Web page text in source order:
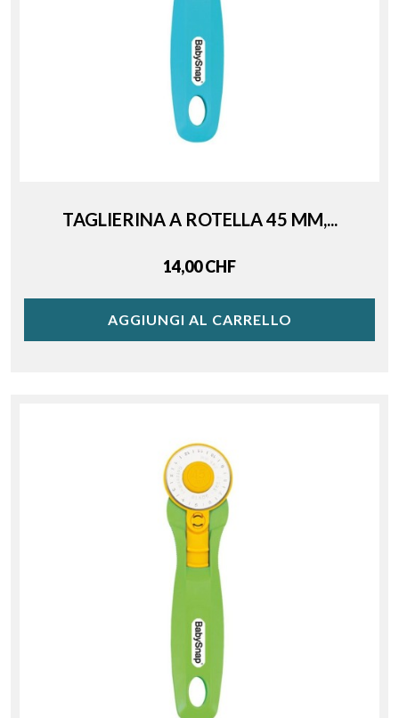
TAGLIERINA A ROTELLA 45 MM,...
Price
14,00 CHF
AGGIUNGI AL CARRELLO